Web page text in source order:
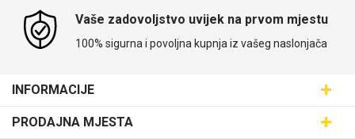
Vaše zadovoljstvo uvijek na prvom mjestu
100% sigurna i povoljna kupnja iz vašeg naslonjača
INFORMACIJE
SVIJET MASKICA d.o.o.
PRODAJNA MJESTA